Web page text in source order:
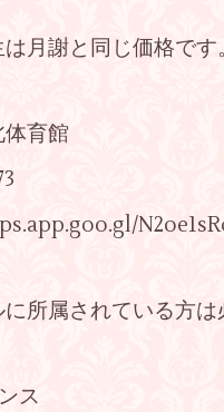
月謝と同じ価格です。
育館
所属されている方
ス